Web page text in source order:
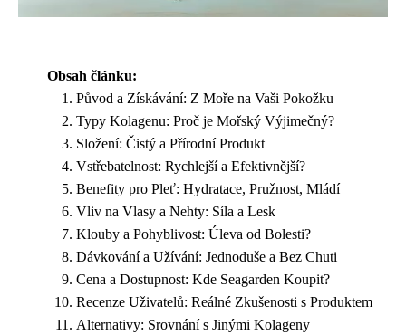
Obsah článku:
Původ a Získávání: Z Moře na Vaši Pokožku
Typy Kolagenu: Proč je Mořský Výjimečný?
Složení: Čistý a Přírodní Produkt
Vstřebatelnost: Rychlejší a Efektivnější?
Benefity pro Pleť: Hydratace, Pružnost, Mládí
Vliv na Vlasy a Nehty: Síla a Lesk
Klouby a Pohyblivost: Úleva od Bolesti?
Dávkování a Užívání: Jednoduše a Bez Chuti
Cena a Dostupnost: Kde Seagarden Koupit?
Recenze Uživatelů: Reálné Zkušenosti s Produktem
Alternativy: Srovnání s Jinými Kolageny